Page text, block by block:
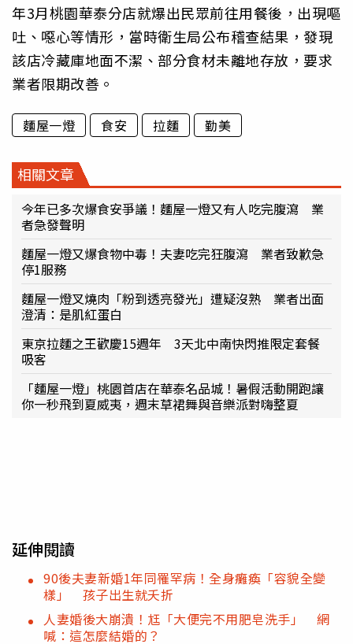
年3月桃園華泰分店就爆出民眾前往用餐後，出現嘔
吐、噁心等情形，當時衛生局公布稽查結果，發現
該店冷藏庫地面不潔、部分食材未離地存放，要求
業者限期改善。
麵屋一燈 食安 拉麵 勤美
相關文章
今年已多次爆食安爭議！麵屋一燈又有人吃完腹瀉 業
者急發聲明
麵屋一燈又爆食物中毒！夫妻吃完狂腹瀉 業者致歉急
停1服務
麵屋一燈叉燒肉「粉到透亮發光」遭疑沒熟 業者出面
澄清：是肌紅蛋白
東京拉麵之王歡慶15週年 3天北中南快閃推限定套餐
吸客
「麵屋一燈」桃園首店在華泰名品城！暑假活動開跑讓
你一秒飛到夏威夷，週末草裙舞與音樂派對嗨整夏
延伸閱讀
90後夫妻新婚1年同罹罕病！全身癱瘓「容貌全變
樣」 孩子出生就夭折
人妻婚後大崩潰！尪「大便完不用肥皂洗手」 網
喊：這怎麼結婚的？